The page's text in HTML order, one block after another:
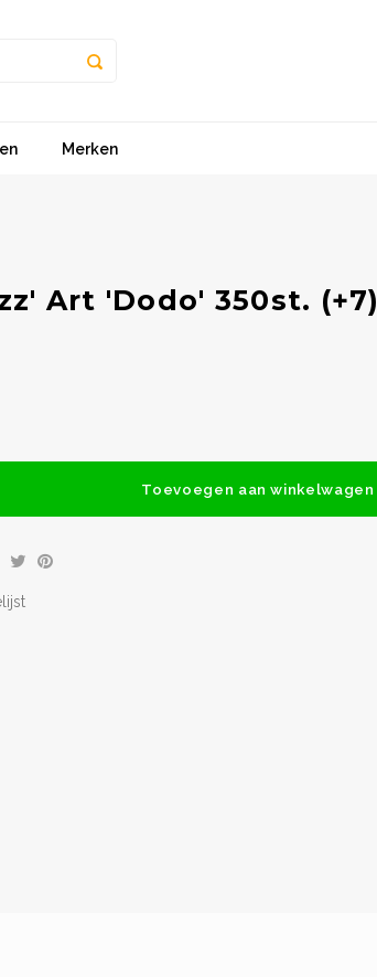
Merken
Art 'Dodo' 350st. (+7)
Toevoegen aan winkelwagen